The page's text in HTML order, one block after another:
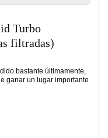
Turbo
filtradas)
bastante últimamente,
ganar un lugar importante